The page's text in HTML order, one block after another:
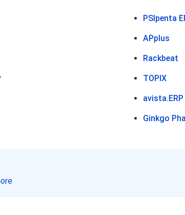
PSIpenta
APplus
Rackbeat
TOPIX
avista.ERP
Ginkgo